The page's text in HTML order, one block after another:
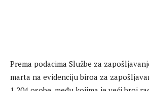
Prema podacima Službe za
marta na evidenciju biroa za